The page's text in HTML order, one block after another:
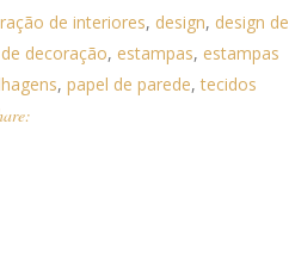
de interiores, design, design de
decoração, estampas, estampas
,papel de parede,tecidos